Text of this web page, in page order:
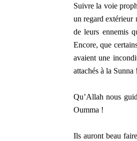
Suivre la voie
un regard extérieur
de leurs ennemis
Encore, que
avaient une
attachés à la Sunna !
Qu’Allah nous
Oumma !
Ils auront beau